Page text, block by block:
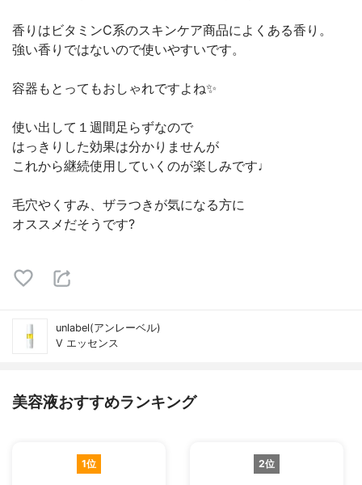
香りはビタミンC系のスキンケア商品によくある香り。
強い香りではないので使いやすいです。
容器もとってもおしゃれですよね✨
使い出して１週間足らずなので
はっきりした効果は分かりませんが
これから継続使用していくのが楽しみです♩
毛穴やくすみ、ザラつきが気になる方に
オススメだそうです?
unlabel(アンレーベル)
V エッセンス
美容液おすすめランキング
1位 2位